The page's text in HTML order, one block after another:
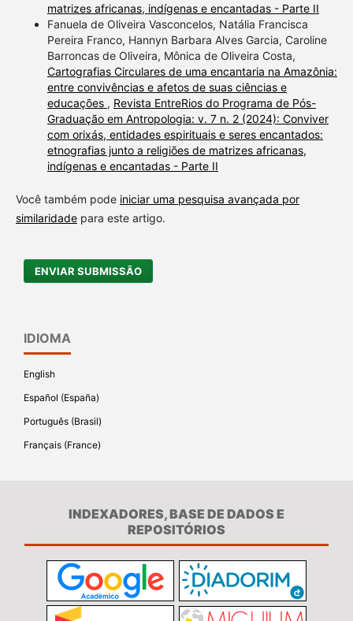
matrizes africanas, indígenas e encantadas - Parte II
Fanuela de Oliveira Vasconcelos, Natália Francisca
Pereira Franco, Hannyn Barbara Alves Garcia, Caroline
Barroncas de Oliveira, Mônica de Oliveira Costa,
Cartografias Circulares de uma encantaria na Amazônia:
entre convivências e afetos de suas ciências e
educações , Revista EntreRios do Programa de Pós-
Graduação em Antropologia: v. 7 n. 2 (2024): Conviver
com orixás, entidades espirituais e seres encantados:
etnografias junto a religiões de matrizes africanas,
indígenas e encantadas - Parte II
Você também pode iniciar uma pesquisa avançada por
similaridadepara este artigo.
ENVIAR SUBMISSÃO
IDIOMA
English
Español (España)
Português (Brasil)
Français (France)
INDEXADORES, BASE DE DADOS E
REPOSITÓRIOS